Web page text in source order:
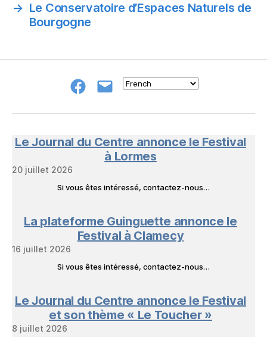
→ Le Conservatoire d’Espaces Naturels de
Bourgogne
Groupe
NeL
E-
à
Livres
Le Journal du Centre annonce le Festival
à Lormes
20 juillet 2026
Si vous êtes intéressé, contactez-nous…
La plateforme Guinguette annonce le
Festival à Clamecy
16 juillet 2026
Si vous êtes intéressé, contactez-nous…
Le Journal du Centre annonce le Festival
et son thème « Le Toucher »
8 juillet 2026